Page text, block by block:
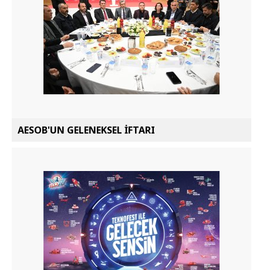
AESOB'UN GELENEKSEL İFTARI